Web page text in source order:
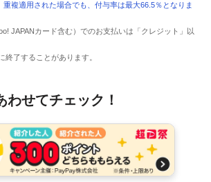
重複適用された場合でも、付与率は最大66.5％となりま
JAPANカード含む）でのお支払いは「クレジット」以
了することがあります。
わせてチェック！